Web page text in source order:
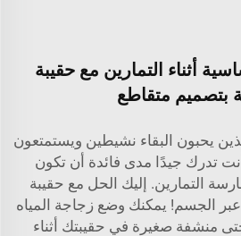
أثناء التمارين مع حقيبة
بتصميم متقاطع
يحبون البقاء نشيطين ويستمتعون
تدرك جيدًا مدى فائدة أن تكون
التمارين. إليك الحل مع حقيبة
عبر الجسم! يمكنك وضع زجاجة المياه
منشفة صغيرة في حقيبتك أثناء